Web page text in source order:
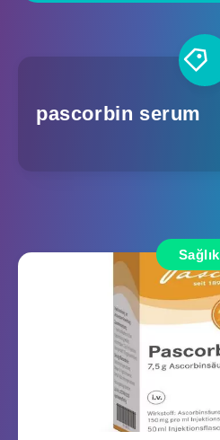
pascorbin serum
Sağlık